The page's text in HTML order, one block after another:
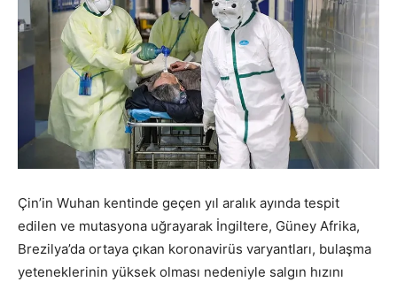
Çin’in Wuhan kentinde geçen yıl aralık ayında tespit
edilen ve mutasyona uğrayarak İngiltere, Güney Afrika,
Brezilya’da ortaya çıkan koronavirüs varyantları, bulaşma
yeteneklerinin yüksek olması nedeniyle salgın hızını